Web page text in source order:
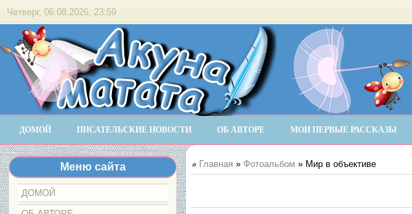
Четверг, 06.08.2026, 23:59
ДОМОЙ ПИСАТЕЛЬСКИЕ НОВОСТИ ОБ АВТОРЕ МОИ ПЕРВЫЕ РАССКАЗЫ
Меню сайта
ДОМОЙ
» Главная » Фотоальбом » Мир в объективе